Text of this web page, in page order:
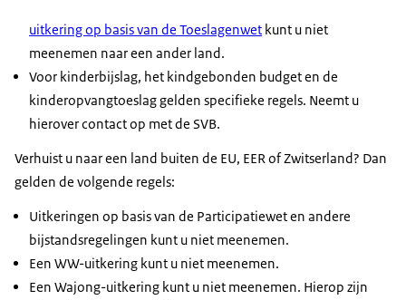
uitkering op basis van de Toeslagenwet kunt u niet
meenemen naar een ander land.
Voor kinderbijslag, het kindgebonden budget en de
kinderopvangtoeslag gelden specifieke regels. Neemt u
hierover contact op met de SVB.
Verhuist u naar een land buiten de EU, EER of Zwitserland? Dan
gelden de volgende regels:
Uitkeringen op basis van de Participatiewet en andere
bijstandsregelingen kunt u niet meenemen.
Een WW-uitkering kunt u niet meenemen.
Een Wajong-uitkering kunt u niet meenemen. Hierop zijn